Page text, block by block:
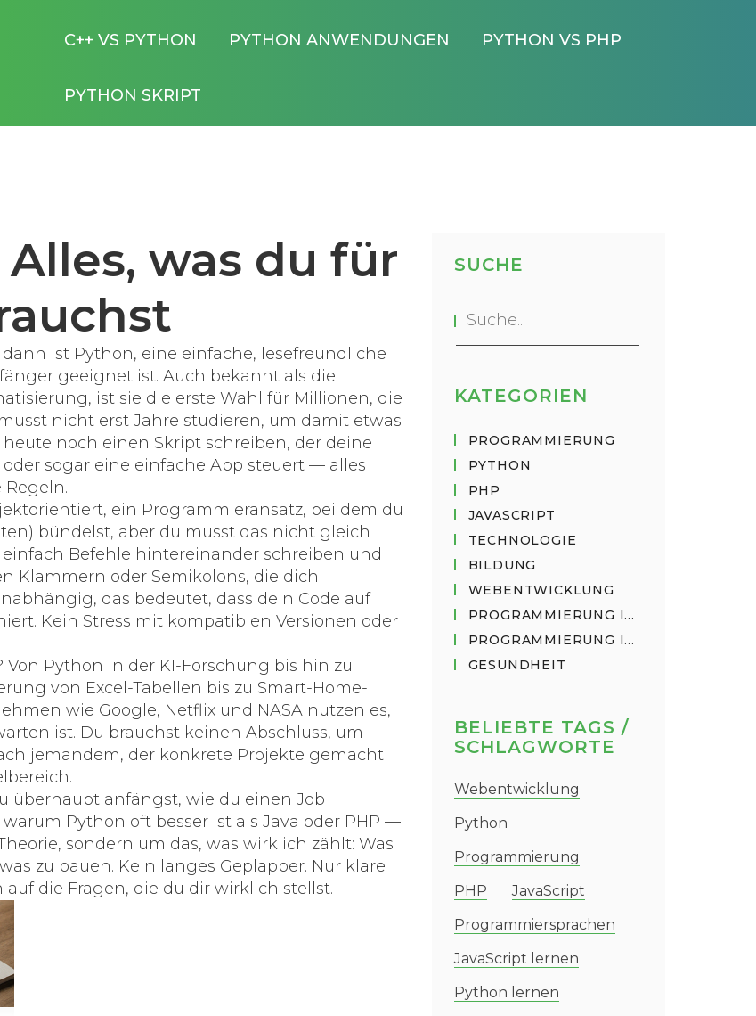
C++ VS PYTHON PYTHON ANWENDUNGEN PYTHON VS PHP
PYTHON SKRIPT
was du für
ist Python, eine einfache, lesefreundliche
geeignet ist. Auch bekannt als die
, ist sie die erste Wahl für Millionen, die
nicht erst Jahre studieren, um damit etwas
noch einen Skript schreiben, der deine
sogar eine einfache App steuert — alles
, ein Programmieransatz, bei dem du
bündelst, aber du musst das nicht gleich
Befehle hintereinander schreiben und
Klammern oder Semikolons, die dich
, das bedeutet, dass dein Code auf
. Kein Stress mit kompatiblen Versionen oder
Von Python in der KI-Forschung bis hin zu
von Excel-Tabellen bis zu Smart-Home-
wie Google, Netflix und NASA nutzen es,
ist. Du brauchst keinen Abschluss, um
jemandem, der konkrete Projekte gemacht
überhaupt anfängst, wie du einen Job
Python oft besser ist als Java oder PHP —
sondern um das, was wirklich zählt: Was
zu bauen. Kein langes Geplapper. Nur klare
die Fragen, die du dir wirklich stellst.
SUCHE
KATEGORIEN
PROGRAMMIERUNG
PYTHON
PHP
JAVASCRIPT
TECHNOLOGIE
BILDUNG
WEBENTWICKLUNG
PROGRAMMIERUNG IN PYTHON
PROGRAMMIERUNG IN JAVASCRIPT
GESUNDHEIT
BELIEBTE TAGS /
SCHLAGWORTE
Webentwicklung
Python
Programmierung
PHP
JavaScript
Programmiersprachen
JavaScript lernen
Python lernen